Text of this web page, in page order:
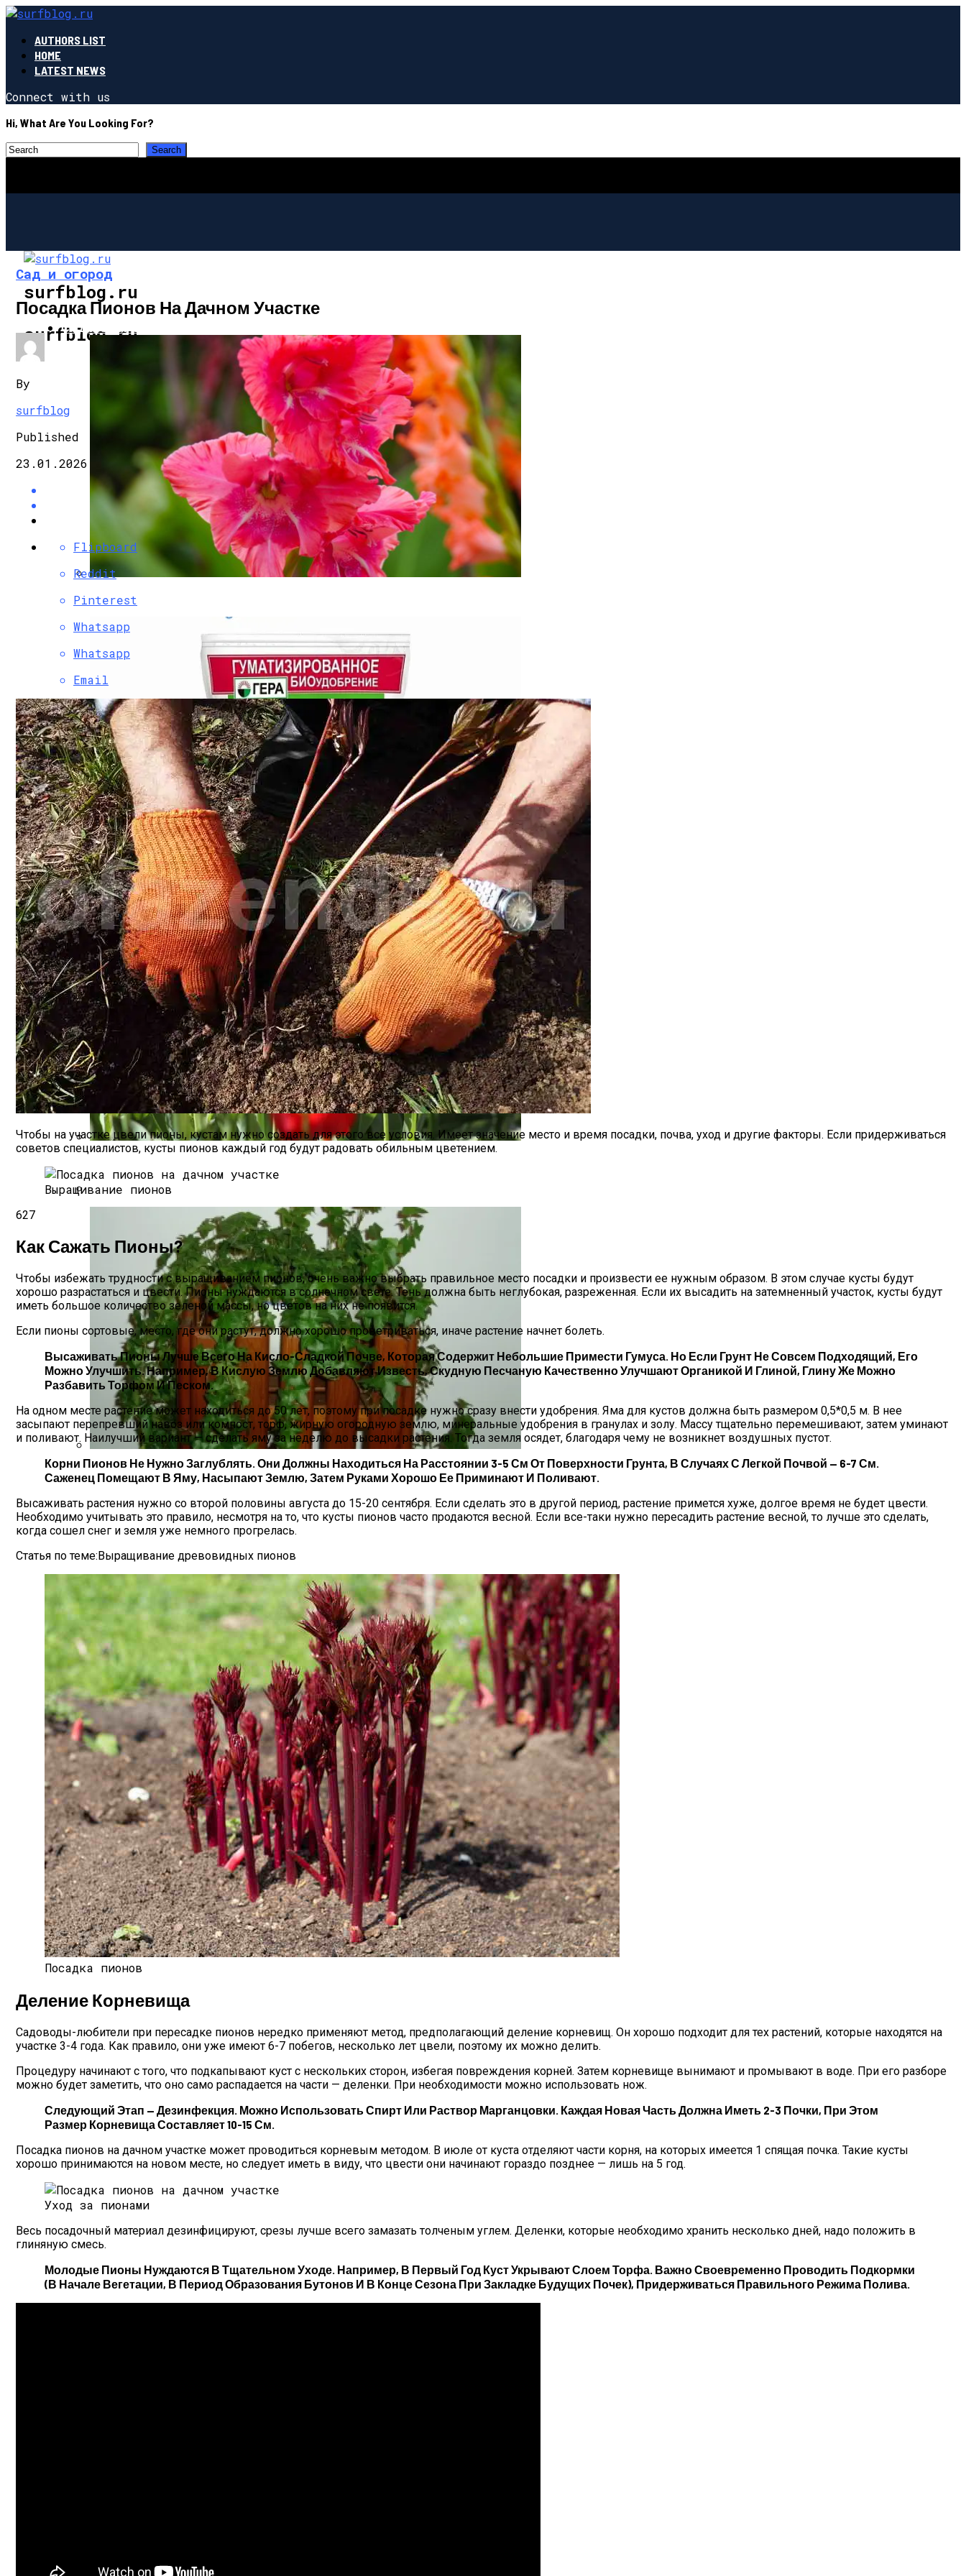
AUTHORS LIST
HOME
LATEST NEWS
Connect with us
Hi, What Are You Looking For?
surfblog.ru
surfblog.ru
САД И ОГОРОД
Весенняя Посадка Гладиолуса: Сроки, Пошаговая Инструкция И Уход
Удобрения Для Роз: Как Правильно Ухаживать За Любимыми Цветами
Доминанты Из Растений. Какие Лучше
Вьющиеся Комнатные Растения: Фото И Названия, Виды И Уход
Сад и огород
Посадка Пионов На Дачном Участке
By
surfblog
Published
23.01.2026
Flipboard
Reddit
Pinterest
Whatsapp
Whatsapp
Email
Чтобы на участке цвели пионы, кустам нужно создать для этого все условия. Имеет значение место и время посадки, почва, уход и другие факторы. Если придерживаться
советов специалистов, кусты пионов каждый год будут радовать обильным цветением.
Выращивание пионов
627
Как Сажать Пионы?
Чтобы избежать трудности с выращиванием пионов, очень важно выбрать правильное место посадки и произвести ее нужным образом. В этом случае кусты будут
хорошо разрастаться и цвести. Пионы нуждаются в солнечном свете. Тень должна быть неглубокая, разреженная. Если их высадить на затемненный участок, кусты будут
иметь большое количество зеленой массы, но цветов на них не появится.
Если пионы сортовые, место, где они растут, должно хорошо проветриваться, иначе растение начнет болеть.
Высаживать Пионы Лучше Всего На Кисло-Сладкой Почве, Которая Содержит Небольшие Примести Гумуса. Но Если Грунт Не Совсем Подходящий, Его
Можно Улучшить. Например, В Кислую Землю Добавляют Известь, Скудную Песчаную Качественно Улучшают Органикой И Глиной, Глину Же Можно
Разбавить Торфом И Песком.
На одном месте растение может находиться до 50 лет, поэтому при посадке нужно сразу внести удобрения. Яма для кустов должна быть размером 0,5*0,5 м. В нее
засыпают перепревший навоз или компост, торф, жирную огородную землю, минеральные удобрения в гранулах и золу. Массу тщательно перемешивают, затем уминают
и поливают. Наилучший вариант — сделать яму за неделю до высадки растения. Тогда земля осядет, благодаря чему не возникнет воздушных пустот.
Корни Пионов Не Нужно Заглублять. Они Должны Находиться На Расстоянии 3-5 См От Поверхности Грунта, В Случаях С Легкой Почвой — 6-7 См.
Саженец Помещают В Яму, Насыпают Землю, Затем Руками Хорошо Ее Приминают И Поливают.
Высаживать растения нужно со второй половины августа до 15-20 сентября. Если сделать это в другой период, растение примется хуже, долгое время не будет цвести.
Необходимо учитывать это правило, несмотря на то, что кусты пионов часто продаются весной. Если все-таки нужно пересадить растение весной, то лучше это сделать,
когда сошел снег и земля уже немного прогрелась.
Статья по теме:Выращивание древовидных пионов
Посадка пионов
Деление Корневища
Садоводы-любители при пересадке пионов нередко применяют метод, предполагающий деление корневищ. Он хорошо подходит для тех растений, которые находятся на
участке 3-4 года. Как правило, они уже имеют 6-7 побегов, несколько лет цвели, поэтому их можно делить.
Процедуру начинают с того, что подкапывают куст с нескольких сторон, избегая повреждения корней. Затем корневище вынимают и промывают в воде. При его разборе
можно будет заметить, что оно само распадается на части — деленки. При необходимости можно использовать нож.
Следующий Этап — Дезинфекция. Можно Использовать Спирт Или Раствор Марганцовки. Каждая Новая Часть Должна Иметь 2-3 Почки, При Этом
Размер Корневища Составляет 10-15 См.
Посадка пионов на дачном участке может проводиться корневым методом. В июле от куста отделяют части корня, на которых имеется 1 спящая почка. Такие кусты
хорошо принимаются на новом месте, но следует иметь в виду, что цвести они начинают гораздо позднее — лишь на 5 год.
Уход за пионами
Весь посадочный материал дезинфицируют, срезы лучше всего замазать толченым углем. Деленки, которые необходимо хранить несколько дней, надо положить в
глиняную смесь.
Молодые Пионы Нуждаются В Тщательном Уходе. Например, В Первый Год Куст Укрывают Слоем Торфа. Важно Своевременно Проводить Подкормки
(в Начале Вегетации, В Период Образования Бутонов И В Конце Сезона При Закладке Будущих Почек), Придерживаться Правильного Режима Полива.